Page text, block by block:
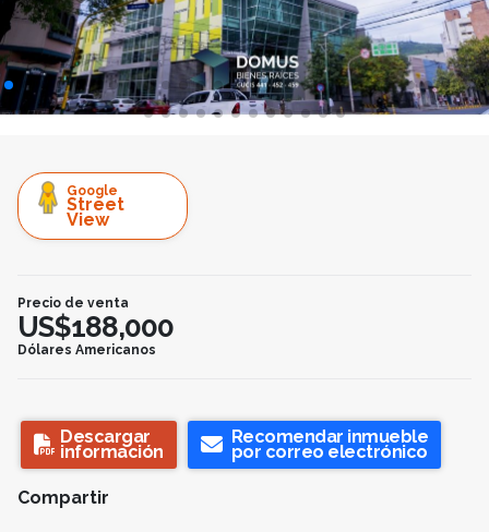
Google
Street
View
Precio de venta
US$188,000
Dólares Americanos
Descargar
información
Recomendar inmueble
por correo electrónico
Compartir